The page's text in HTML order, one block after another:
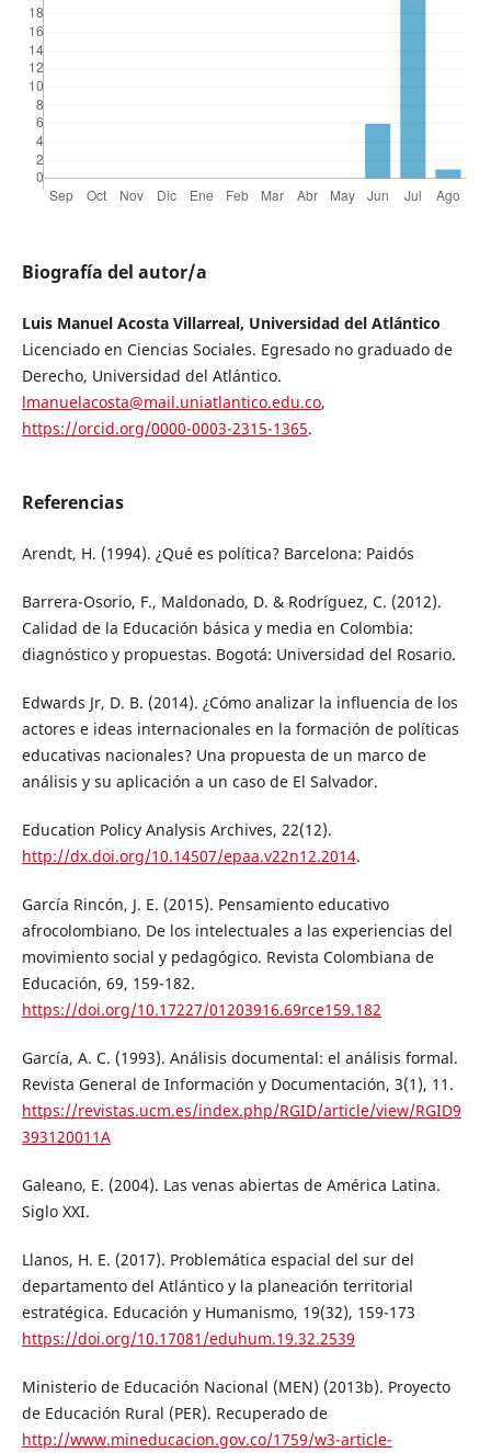
Biografía del autor/a
Luis Manuel Acosta Villarreal, Universidad del Atlántico
Licenciado en Ciencias Sociales. Egresado no graduado de
Derecho, Universidad del Atlántico.
lmanuelacosta@mail.uniatlantico.edu.co,
https://orcid.org/0000-0003-2315-1365.
Referencias
Arendt, H. (1994). ¿Qué es política? Barcelona: Paidós
Barrera-Osorio, F., Maldonado, D. & Rodríguez, C. (2012).
Calidad de la Educación básica y media en Colombia:
diagnóstico y propuestas. Bogotá: Universidad del Rosario.
Edwards Jr, D. B. (2014). ¿Cómo analizar la influencia de los
actores e ideas internacionales en la formación de políticas
educativas nacionales? Una propuesta de un marco de
análisis y su aplicación a un caso de El Salvador.
Education Policy Analysis Archives, 22(12).
http://dx.doi.org/10.14507/epaa.v22n12.2014.
García Rincón, J. E. (2015). Pensamiento educativo
afrocolombiano. De los intelectuales a las experiencias del
movimiento social y pedagógico. Revista Colombiana de
Educación, 69, 159-182.
https://doi.org/10.17227/01203916.69rce159.182
García, A. C. (1993). Análisis documental: el análisis formal.
Revista General de Información y Documentación, 3(1), 11.
https://revistas.ucm.es/index.php/RGID/article/view/RGID9
393120011A
Galeano, E. (2004). Las venas abiertas de América Latina.
Siglo XXI.
Llanos, H. E. (2017). Problemática espacial del sur del
departamento del Atlántico y la planeación territorial
estratégica. Educación y Humanismo, 19(32), 159-173
https://doi.org/10.17081/eduhum.19.32.2539
Ministerio de Educación Nacional (MEN) (2013b). Proyecto
de Educación Rural (PER). Recuperado de
http://www.mineducacion.gov.co/1759/w3-article-